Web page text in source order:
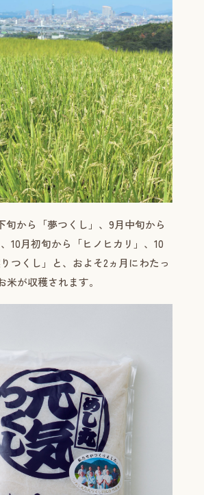
旬から「夢つくし」、9月中旬から
、10月初旬から「ヒノヒカリ」、10
つくし」と、およそ2ヵ月にわたっ
が収穫されます。